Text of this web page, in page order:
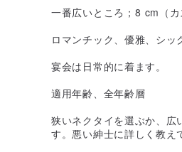
一番広いところ；8 cm（カ
ロマンチック、優雅、シ
宴会は日常的に着ます。
適用年齢、全年齢層
狭いネクタイを選ぶか、広
す。悪い紳士に詳しく教え